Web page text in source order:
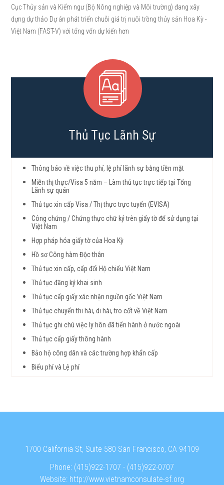
Cục Thủy sản và Kiểm ngư (Bộ Nông nghiệp và Môi trường) đang xây
dựng dự thảo Dự án phát triển chuỗi giá trị nuôi trồng thủy sản Hoa Kỳ -
Việt Nam (FAST-V) với tổng vốn dự kiến hơn
Thủ Tục Lãnh Sự
Thông báo về việc thu phí, lệ phí lãnh sự bằng tiền mặt
Miễn thị thực/Visa 5 năm – Làm thủ tục trực tiếp tại Tổng
Lãnh sự quán
Thủ tục xin cấp Visa / Thị thực trực tuyến (EVISA)
Công chứng / Chứng thực chữ ký trên giấy tờ để sử dụng tại
Việt Nam
Hợp pháp hóa giấy tờ của Hoa Kỳ
Hồ sơ Công hàm Độc thân
Thủ tục xin cấp, cấp đổi Hộ chiếu Việt Nam
Thủ tục đăng ký khai sinh
Thủ tục cấp giấy xác nhận nguồn gốc Việt Nam
Thủ tục chuyển thi hài, di hài, tro cốt về Việt Nam
Thủ tục ghi chú việc ly hôn đã tiến hành ở nước ngoài
Thủ tục cấp giấy thông hành
Bảo hộ công dân và các trường hợp khẩn cấp
Biểu phí và Lệ phí
1700 California St, Suite 580 San Francisco, CA 94109
Phone: (415)922-1707 - (415)922-0707
Website: http://www.vietnamconsulate-sf.org